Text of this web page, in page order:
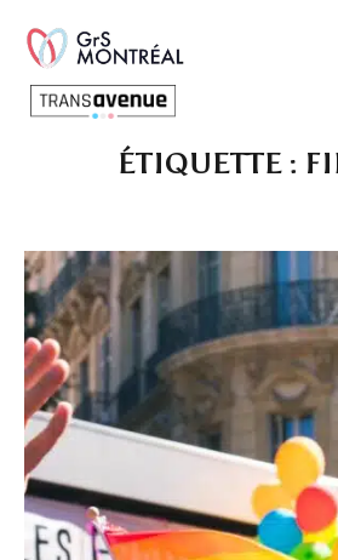
Français
English
SEARCH
PAGES
ÉTIQUETTE :